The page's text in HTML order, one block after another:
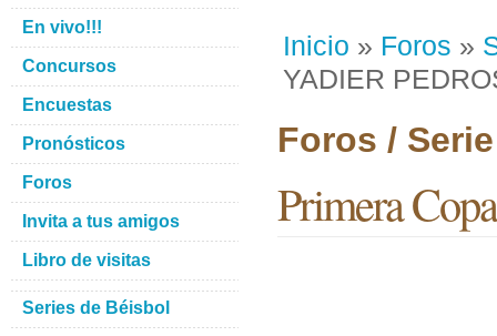
Inicio » Foros »
YADIER
Foros /
Primera
En vivo!!!
Concursos
Encuestas
Pronósticos
Foros
Invita a tus amigos
Libro de visitas
Series de Béisbol